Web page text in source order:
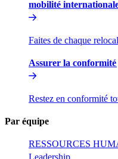
mobilité
Faites de chaque
Assurer la conformité​​
Restez en conformité
Par équipe​​
RESSOURCES
Leadership​​